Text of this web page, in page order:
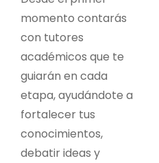
momento contarás
con tutores
académicos que te
guiarán en cada
etapa, ayudándote a
fortalecer tus
conocimientos,
debatir ideas y